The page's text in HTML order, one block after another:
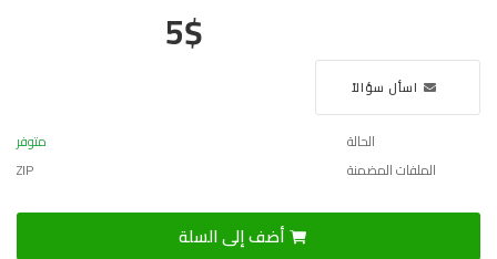
5$
اسأل سؤالاً
الحالة
متوفر
الملفات المضمنة
ZIP
أضف إلى السلة